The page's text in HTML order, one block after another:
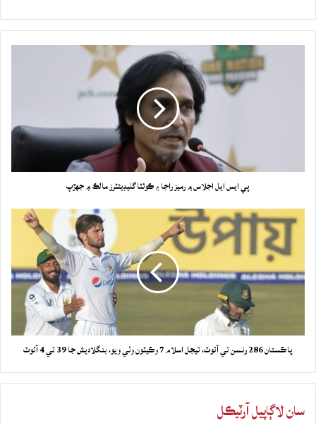
پي ايس ايل اجلاس ۾ رميز راجا ۽ ڪوئٽا گليڊيئٽرز مالڪ ۾ جهڙپ
پاڪستان 286 رنسن تي آئوٽ، تيجل اسلام 7 وڪيٽون وٺي ويو، بنگلاديش جا 39 تي 4 آئوٽ
سان لاڳاپيل آرٽيڪل